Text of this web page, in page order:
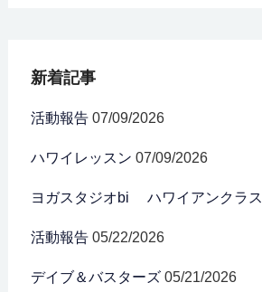
新着記事
活動報告 07/09/2026
ハワイレッスン 07/09/2026
ヨガスタジオbi ハワイアンクラス
活動報告 05/22/2026
デイブ＆バスターズ 05/21/2026